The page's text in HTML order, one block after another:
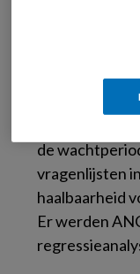
na afloop van
deze in
de
vragenlijsten
haalbaarheid
Er werden